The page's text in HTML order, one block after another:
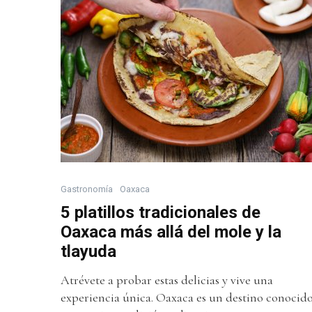
Gastronomía Oaxaca
5 platillos tradicionales de
Oaxaca más allá del mole y la
tlayuda
Atrévete a probar estas delicias y vive una
experiencia única. Oaxaca es un destino